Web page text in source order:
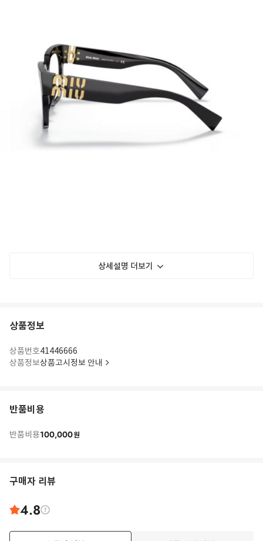
상세설명 더보기
상품정보
상품번호41446666
상품정보상품고시정보 안내
반품비용
반품비용100,000원
구매자 리뷰
4.8